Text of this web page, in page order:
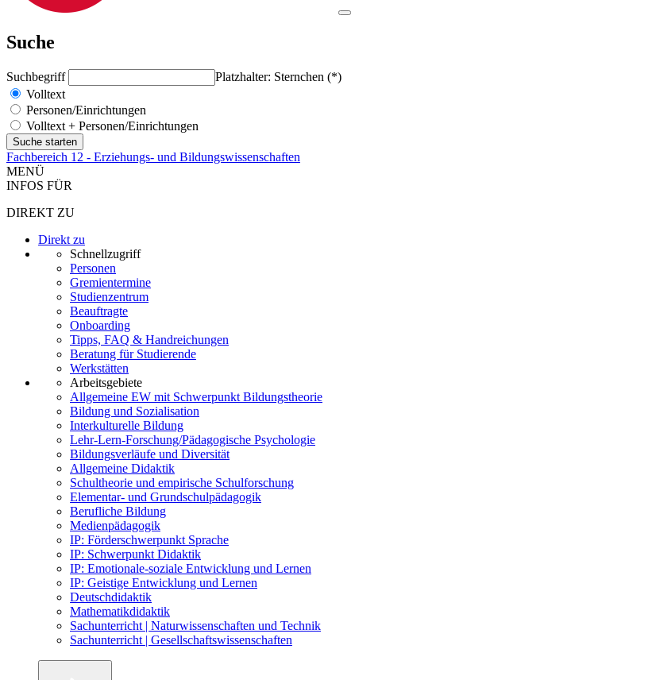
Suche
Suchbegriff
Platzhalter: Sternchen (*)
Volltext
Personen/Einrichtungen
Volltext + Personen/Einrichtungen
Fachbereich 12 - Erziehungs- und Bildungswissenschaften
MENÜ
INFOS FÜR
DIREKT ZU
Direkt zu
Schnellzugriff
Personen
Gremientermine
Studienzentrum
Beauftragte
Onboarding
Tipps, FAQ & Handreichungen
Beratung für Studierende
Werkstätten
Arbeitsgebiete
Allgemeine EW mit Schwerpunkt Bildungstheorie
Bildung und Sozialisation
Interkulturelle Bildung
Lehr-Lern-Forschung/Pädagogische Psychologie
Bildungsverläufe und Diversität
Allgemeine Didaktik
Schultheorie und empirische Schulforschung
Elementar- und Grundschulpädagogik
Berufliche Bildung
Medienpädagogik
IP: Förderschwerpunkt Sprache
IP: Schwerpunkt Didaktik
IP: Emotionale-soziale Entwicklung und Lernen
IP: Geistige Entwicklung und Lernen
Deutschdidaktik
Mathematikdidaktik
Sachunterricht | Naturwissenschaften und Technik
Sachunterricht | Gesellschaftswissenschaften